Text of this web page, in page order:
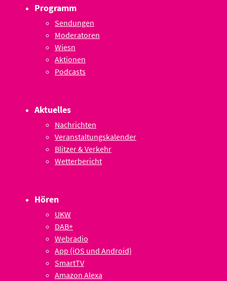
Programm
Sendungen
Moderatoren
Wiesn
Aktionen
Podcasts
Aktuelles
Nachrichten
Veranstaltungskalender
Blitzer & Verkehr
Wetterbericht
Hören
UKW
DAB+
Webradio
App (iOS und Android)
SmartTV
Amazon Alexa